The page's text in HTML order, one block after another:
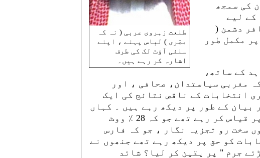
طلعت زہروی عربی ( نہ کہ
مصّری ) لباس پہنے ، اپنے
سلفی آؤٹ لک کی طرف
اشارہ کر رہے ہیں۔
کی سمجھ
کے لیے
دشمن (
مکمل طور
کے ساتھ،
مغربی سیاستدان، صحافی ، اور
انتخابات کے ناقص نتائج کی ایک
بیان کے طور پر دیکھ رہے ہیں ۔ کہاں
ہیں وہ نندک صحافی جو کہ سلفیوں پر قیاس کر رہے تھے جو کہ 28 ٪ ووٹ
سخت رو تجزیہ نگار ، جو کہ فارس
کو حق پر دیکھ رہے تھے جنھوں نے
جرم " پر یقین کر لیا؟ شائد